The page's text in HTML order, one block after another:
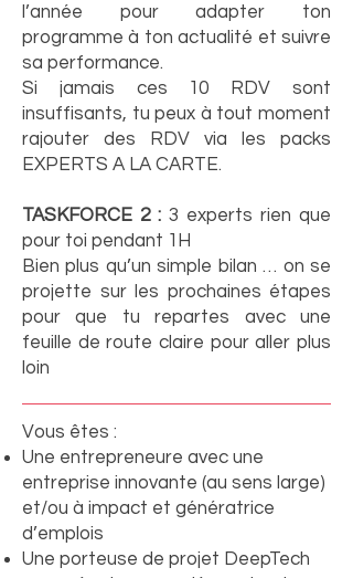
l’année pour adapter ton
programme à ton actualité et suivre
sa performance.
Si jamais ces 10 RDV sont
insuffisants, tu peux à tout moment
rajouter des RDV via les packs
EXPERTS A LA CARTE.
TASKFORCE 2 : 3 experts rien que
pour toi pendant 1H
Bien plus qu’un simple bilan … on se
projette sur les prochaines étapes
pour que tu repartes avec une
feuille de route claire pour aller plus
loin
Vous êtes :
Une entrepreneure avec une
entreprise innovante (au sens large)
et/ou à impact et génératrice
d’emplois
Une porteuse de projet DeepTech